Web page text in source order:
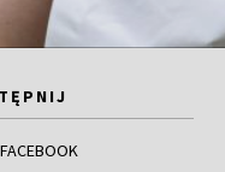
FACEBOOK